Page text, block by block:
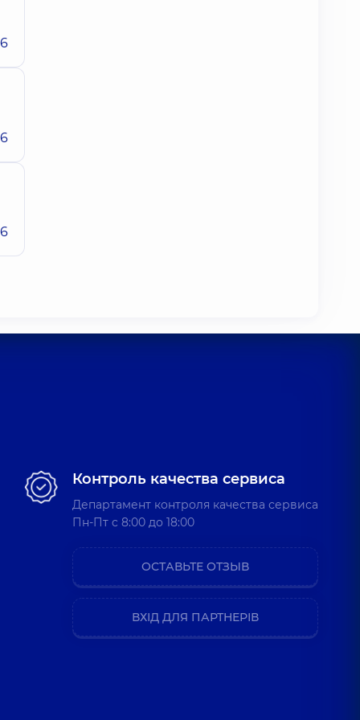
Контроль качества сервиса
Департамент контроля качества сервиса
Пн-Пт c 8:00 до 18:00
ОСТАВЬТЕ ОТЗЫВ
ВХІД ДЛЯ ПАРТНЕРІВ